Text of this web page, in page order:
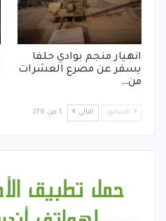
انهيار منجم بوادي حلفا
يسفر عن مصرع العشرات
من…
السابق التالي 1 من 279